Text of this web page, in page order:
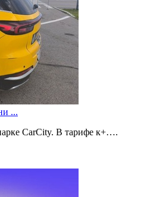
...
CarCity. В тарифе к+….